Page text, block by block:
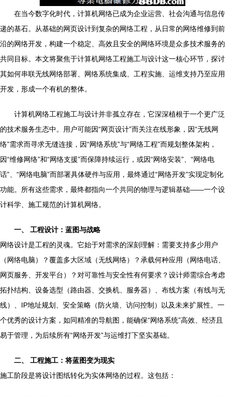
在当今数字化时代，计算机网络已成为企业运营、社会沟通与信息传
递的基石。从基础的网页设计到复杂的网络工程，从日常的网络维修到前
沿的网络开发，构建一个稳定、高效且安全的网络环境是众多技术服务的
共同目标。本文将聚焦于计算机网络工程施工与设计这一核心环节，探讨
其如何串联无线网络部署、网络系统集成、工程实施、运维支持乃至应用
开发，形成一个有机的整体。
计算机网络工程施工与设计并非孤立存在，它深深植根于一个更广泛
的技术服务生态中。用户可能因“网页设计”而关注在线形象，因“无线网
络”需求而寻求无缝连接，因“网络系统”与“网络工程”而规划整体架构，
因“维修网络”和“网络支援”而保障持续运行，或因“网络安装”、“网络电
话”、“网络电脑”而部署具体硬件与应用，最终通过“网络开发”实现定制化
功能。所有这些需求，最终都指向一个共同的物理与逻辑基础——一个设
计科学、施工规范的计算机网络。
一、 工程设计：蓝图与战略
网络设计是工程的灵魂。它始于对需求的深刻理解：需要支持多少用户
（网络电脑）？覆盖多大区域（无线网络）？承载何种应用（网络电话、
网页服务、开发平台）？对可靠性与安全性有何要求？设计师需综合考虑
拓扑结构、设备选型（路由器、交换机、服务器）、布线方案（有线与无
线）、IP地址规划、安全策略（防火墙、访问控制）以及未来扩展性。一
个优秀的设计方案，如同精准的导航图，能确保“网络系统”高效、经济且
易于管理，为后续所有“网络开发”与运维打下坚实基础。
二、 工程施工：将蓝图变为现实
施工阶段是将设计图纸转化为实体网络的过程。这包括：